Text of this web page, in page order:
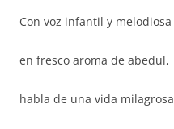
Con voz infantil y melodiosa
en fresco aroma de abedul,
habla de una vida milagrosa